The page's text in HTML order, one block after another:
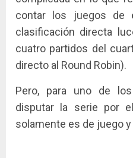
contar los juegos de
clasificación directa
cuatro partidos del
directo al Round Robin).
Pero, para uno de
disputar la serie por
solamente es de juego